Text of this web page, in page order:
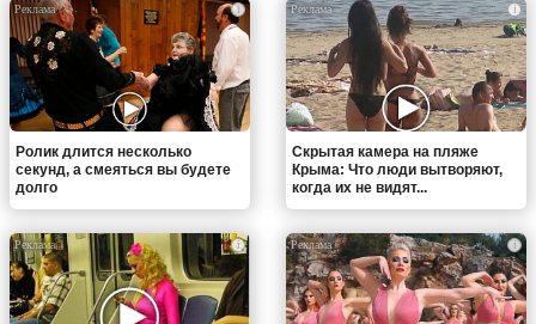
i
Ролик длится несколько
секунд, а смеяться вы будете
долго
i
Скрытая камера на пляже
Крыма: Что люди вытворяют,
когда их не видят...
i i